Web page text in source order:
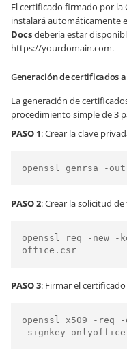
El certificado firmado por la
instalará automáticamente
Docsdebería estar
https://yourdomain.com.
Generación de certificados
La generación de
procedimiento simple de 3
PASO 1: Crear la clave
PASO 2: Crear la solicitud
openssl req -new
PASO 3: Firmar el
openssl x509 -req